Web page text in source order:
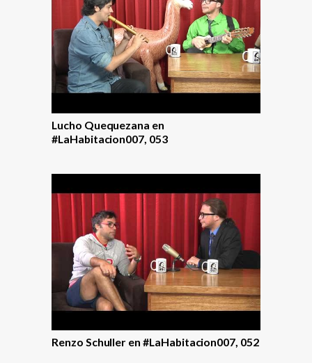
Lucho Quequezana en
#LaHabitacion007, 053
Renzo Schuller en #LaHabitacion007, 052